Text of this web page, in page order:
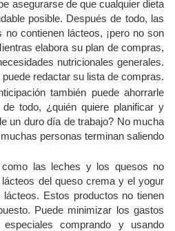
asegurarse de que cualquier dieta
posible. Después de todo, las
contienen lácteos, ¡pero no son
elabora su plan de compras,
nutricionales generales.
redactar su lista de compras.
también puede ahorrarle
todo, ¿quién quiere planificar y
un duro día de trabajo? No mucha
personas terminan saliendo
como las leches y los quesos no
del queso crema y el yogur
Estos productos no tienen
Puede minimizar los gastos
comprando y usando